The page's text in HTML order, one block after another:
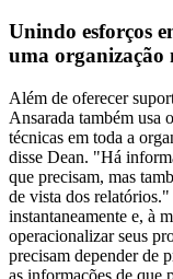
Unindo esforços
uma organização
Além de oferecer
Ansarada também usa
técnicas em toda a
disse Dean. "Há
que precisam, mas
de vista dos relatórios."
instantaneamente e, à
operacionalizar seus
precisam depender de
as informações de que